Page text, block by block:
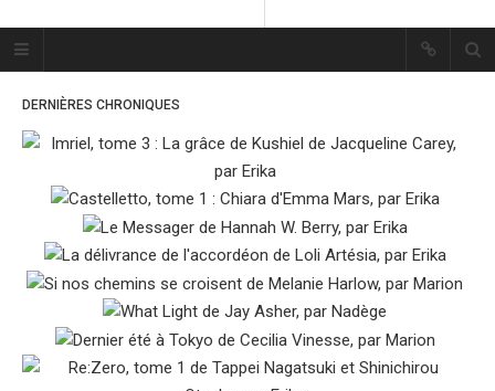
Plume Bleue
« Les mots sont les passants
ACCUEIL
LES PLUMES
MES FUTURES
LECTURES
DERNIÈRES CHRONIQUES